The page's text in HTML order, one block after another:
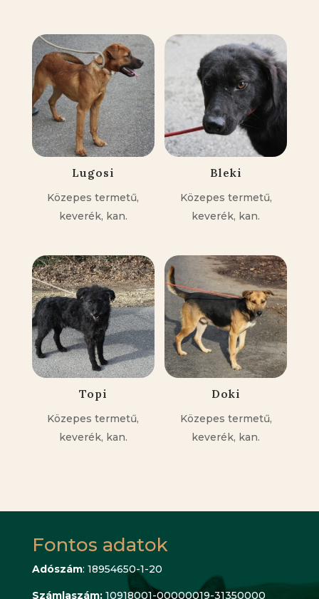
Lugosi
Közepes termetű,
keverék, kan.
Bleki
Közepes termetű,
keverék, kan.
Topi
Közepes termetű,
keverék, kan.
Doki
Közepes termetű,
keverék, kan.
Fontos adatok
Adószám: 18954650-1-20
Számlaszám: 10918001-00000019-31350000